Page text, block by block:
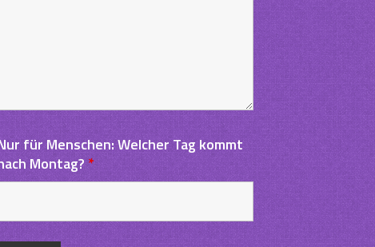
für Menschen: Welcher Tag kommt
Montag?*